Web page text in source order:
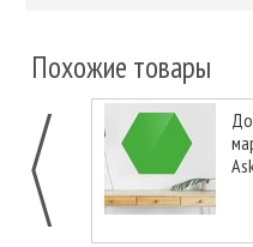
Похожие товары